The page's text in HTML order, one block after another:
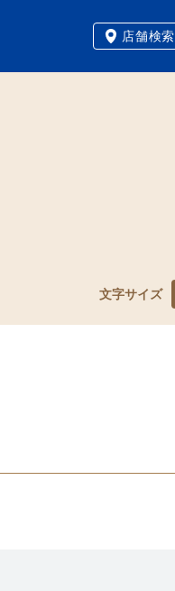
店舗検索
文字サイズ